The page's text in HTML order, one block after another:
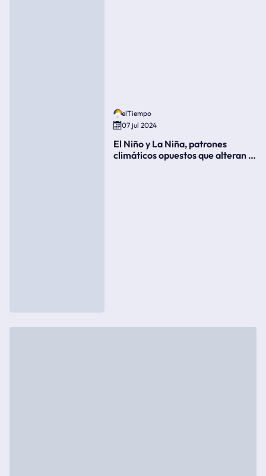
elTiempo
07 jul 2024
El Niño y La Niña, patrones
climáticos opuestos que alteran la